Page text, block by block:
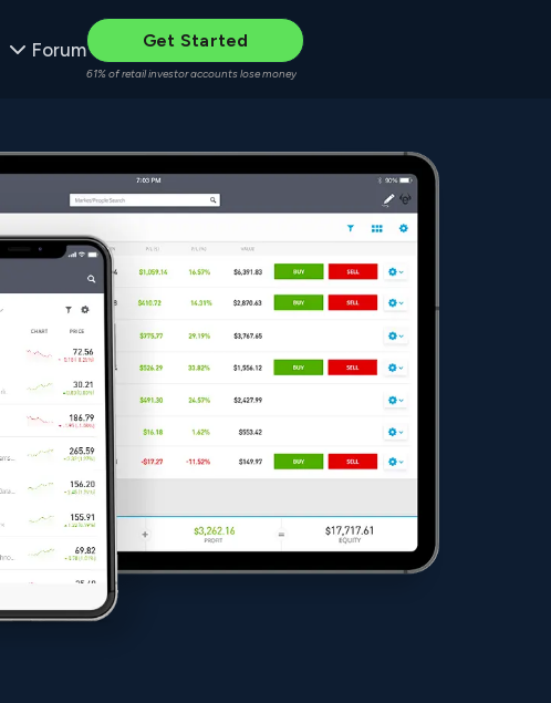
Forum Get Started
61% of retail investor accounts lose money